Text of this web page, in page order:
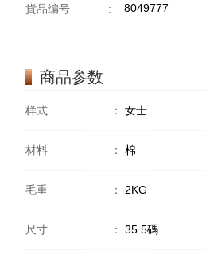
貨品编号 : 8049777
商品参数
样式 ： 女士
材料 ： 棉
毛重 ： 2KG
尺寸 ： 35.5碼